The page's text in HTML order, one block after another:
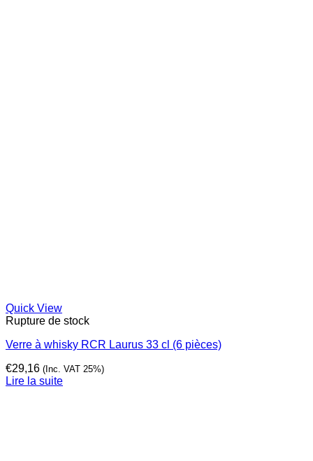
Quick View
Rupture de stock
Verre à whisky RCR Laurus 33 cl (6 pièces)
€29,16 (Inc. VAT 25%)
Lire la suite